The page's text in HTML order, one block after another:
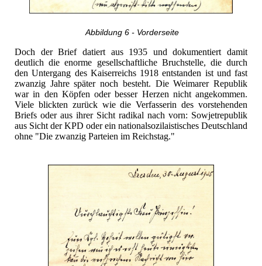
Abbildung 6 - Vorderseite
Doch der Brief datiert aus 1935 und dokumentiert damit
deutlich die enorme gesellschaftliche Bruchstelle, die durch
den Untergang des Kaiserreichs 1918 entstanden ist und fast
zwanzig Jahre später noch besteht. Die Weimarer Republik
war in den Köpfen oder besser Herzen nicht angekommen.
Viele blickten zurück wie die Verfasserin des vorstehenden
Briefs oder aus ihrer Sicht radikal nach vorn: Sowjetrepublik
aus Sicht der KPD oder ein nationalsozilaistisches Deutschland
ohne "Die zwanzig Parteien im Reichstag."